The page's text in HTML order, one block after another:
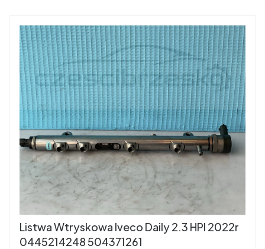
Listwa Wtryskowa Iveco Daily 2.3 HPI 2022r
0445214248 504371261